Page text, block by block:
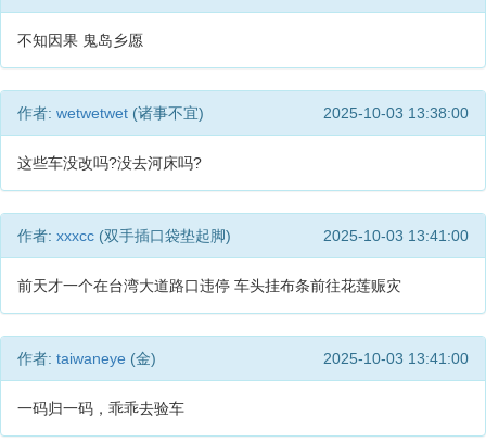
不知因果 鬼岛乡愿
作者: wetwetwet (诸事不宜) 2025-10-03 13:38:00
这些车没改吗?没去河床吗?
作者: xxxcc (双手插口袋垫起脚) 2025-10-03 13:41:00
前天才一个在台湾大道路口违停 车头挂布条前往花莲赈灾
作者: taiwaneye (金) 2025-10-03 13:41:00
一码归一码，乖乖去验车